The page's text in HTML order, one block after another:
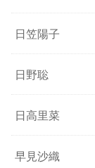
日笠陽子
日野聡
日高里菜
早見沙織